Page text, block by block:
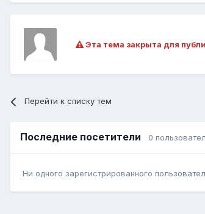
Эта тема закрыта для
Перейти к списку тем
Последние посетители 0
Ни одного зарегистрированного